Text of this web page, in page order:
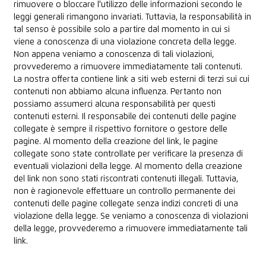
rimuovere o bloccare l'utilizzo delle informazioni secondo le
leggi generali rimangono invariati. Tuttavia, la responsabilità in
tal senso è possibile solo a partire dal momento in cui si
viene a conoscenza di una violazione concreta della legge.
Non appena veniamo a conoscenza di tali violazioni,
provvederemo a rimuovere immediatamente tali contenuti.
La nostra offerta contiene link a siti web esterni di terzi sui cui
contenuti non abbiamo alcuna influenza. Pertanto non
possiamo assumerci alcuna responsabilità per questi
contenuti esterni. Il responsabile dei contenuti delle pagine
collegate è sempre il rispettivo fornitore o gestore delle
pagine. Al momento della creazione del link, le pagine
collegate sono state controllate per verificare la presenza di
eventuali violazioni della legge. Al momento della creazione
del link non sono stati riscontrati contenuti illegali. Tuttavia,
non è ragionevole effettuare un controllo permanente dei
contenuti delle pagine collegate senza indizi concreti di una
violazione della legge. Se veniamo a conoscenza di violazioni
della legge, provvederemo a rimuovere immediatamente tali
link.